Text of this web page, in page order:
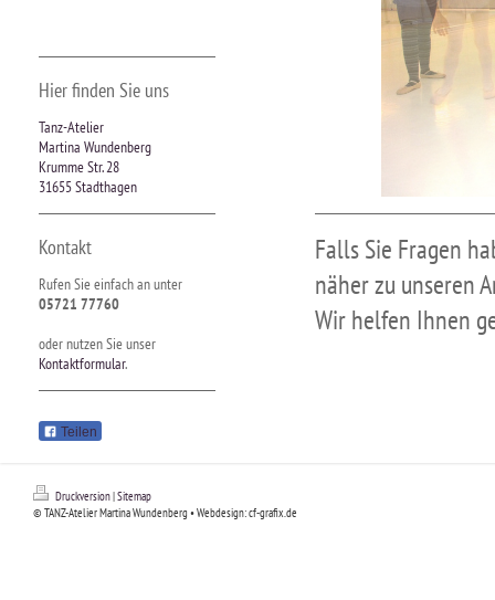
Hier finden Sie uns
Tanz-Atelier
Martina Wundenberg
Krumme Str. 28
31655 Stadthagen
Kontakt
Rufen Sie einfach an unter
05721 77760
oder nutzen Sie unser
Kontaktformular.
Teilen
Falls Sie Fragen
näher zu unseren
Wir helfen Ihnen
Druckversion|Sitemap
© TANZ-Atelier Martina Wundenberg • Webdesign: cf-grafix.de